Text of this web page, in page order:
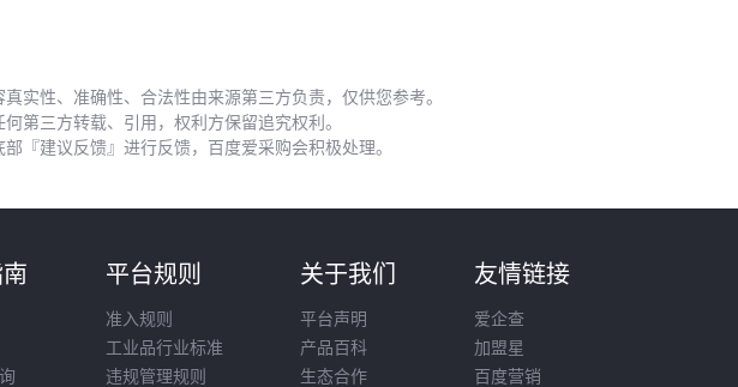
线路走向，若未预留足够弯曲半径，频繁移动会导致电缆外皮
破裂。同时，厂房立柱或管道可能限制起重机有效作业范围，
车轮轴承适用高粘稠度润滑脂
齿轮传动部位需耐极压添加剂
链条宜选用渗透性强的专用油剂 忽视这些差异会导致部件过
实性、准确性、合法性由来源第三方负责，仅供您参考。
第三方转载、引用，权利方保留追究权利。
『建议反馈』进行反馈，百度爱采购会积极处理。
平台规则
准入规则
工业品行业标准
违规管理规则
关于我们
平台声明
产品百科
生态合作
友情链接
爱企查
加盟星
百度营销